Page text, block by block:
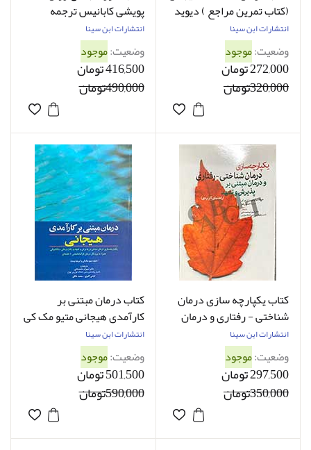
(کتاب تمرین مراجع ) دیوید
بارلو ترجمه ابوالفضل
محمدی
انتشارات ابن سینا
وضعیت:موجود
272,000 تومان
320,000تومان
پویشی کابانیس ترجمه
فرهاد فریدحسینی
انتشارات ابن سینا
وضعیت:موجود
416,500 تومان
490,000تومان
کتاب یکپارچه سازی درمان
شناختی - رفتاری و درمان
مبتنی بر پذیرش و تعهد
جوزف سیاروچی ترجمه
شهرام محمد خانی
انتشارات ابن سینا
وضعیت:موجود
297,500 تومان
350,000تومان
کتاب درمان مبتنی بر
کارآمدی هیجانی متیو مک کی
ترجمه شهرام محمدخانی
انتشارات ابن سینا
وضعیت:موجود
501,500 تومان
590,000تومان